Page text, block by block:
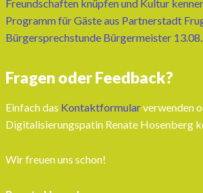
Freundschaften knüpfen und Kultur
Programm für Gäste aus Partnerstadt
Bürgersprechstunde Bürgermeister
Fragen oder Feedback?
Einfach das Kontaktformularverwenden
Digitalisierungspatin Renate Hosenberg
Wir freuen uns schon!